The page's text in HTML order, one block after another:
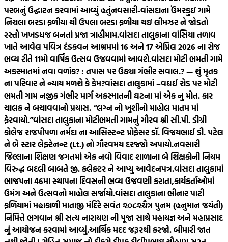
પરબનું ઉદ્ઘાટન કરવામાં આવ્યું હતુંનવસારી-વાંસદાના ઉંમરકુઇ ગામે
નિચલા બરડા ફળીયા થી ઉપલા બરડા ફળીયા થઇ લીમઝર ને જોડતો
રસ્તો ખખડધજ બનતાં પ્રજા ત્રાહીમામ.વાંસદા તાલુકાના વાંસિયા તળાવ
ખાતે આવેલ પવિત્ર દંડકવન આશ્રમમાં 16 અને 17 એપ્રિલ 2026 ના રોજ
ભવ્ય રીતે 11મો વાર્ષિક ઉત્સવ ઉજવવામાં આવશે.વાંસદા મોટી ભમતી ગામે
અકસ્માતમાં નવા વળાંક? : તપાસ પર ઉઠ્યા ગંભીર સવાલ.? — શું મૃતક
ના પરિવાર ને ન્યાય મળશે કે કેમ?વાંસદા તાલુકામાં –વઘઈ રોડ પર મોટી
ભમતી ગામ નજીક ગંભીર માર્ગ અકસ્માતની ઘટના માં એક નુ મોત. કાર
ચાલક ને બચાવવાનો પ્રયાસ. “લગ્ન નો ખુશીનો માહોલ માતમ માં
ફેરવાયો.”વાંસદા તાલુકાના મોટીભમતી ગામનું ગૌરવ શ્રી સી.પી. ડીગ્રી
કોલેજ રાજપીપળા નર્મદા ના આસિસ્ટન્ટ પ્રોફેસર ડૉ. વિજયભાઈ ડી. પટેલ
ને બે સ્ટાર લેફ્ટેનન્ટ (Lt.) નો ગૌરવમય દરજ્જો અપાયો.નવસારી
જિલ્લાના શિક્ષણ જગતમાં એક નવો વિવાદ શાળાના બે શિક્ષકોની નિયમ
વિરુદ્ધ બદલી બાબતે જી. કલેક્ટર ને આપ્યુ આવેદનપત્ર.વાંસદા તાલુકામાં
ભાજપના 46મા સ્થાપના દિવસની ભવ્ય ઉજવણી કરાતા,કાર્યકર્તાઓમાં
ઉમંગ અને ઉત્સવનો માહોલ સર્જાયો.વાંસદા તાલુકાના ભીનાર પાટી
ફળિયામાં મહાકાળી માતાજી મંદિરે સવંત ‌‌૨૦૮૨ચૈત્ર‌ પુનમ (હનુમાન જયંતી)
નિમિત્તે ભગવાન શ્રી સત્ય નારાયણ ની પૂજા સાથે મહાયજ્ઞ અને મહાપ્રસાદ
નું આયોજન કરવામાં આવ્યું.આર્થિક મદદ જરૂરથી કરજો. બીમારી જાત